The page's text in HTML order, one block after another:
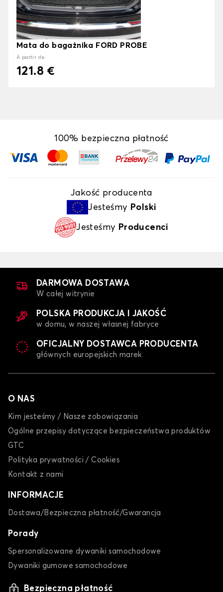
Mata do bagażnika FORD PROBE
À partir de
121.8 €
100% bezpieczna płatność
Jakość producenta
Jesteśmy Polski
Jesteśmy Producenci
DARMOWA DOSTAWA
W całej witrynie
POLSKA PRODUKCJA I JAKOŚĆ
w domu, w naszej własnej fabryce
OFICJALNY DOSTAWCA PRODUCENTA
głównych europejskich marek
O NAS
Kim jesteśmy / Nasze zobowiązania
Ogólne przepisy dotyczące bezpieczeństwa produktów
GTC
Polityka prywatności / Cookies
Kontakt z nami
INFORMACJE
Dostawa/Bezpieczna płatność/Gwarancja
Porady
Spersonalizowane dywaniki samochodowe
Dywaniki gumowe samochodowe
Bezpieczna płatność